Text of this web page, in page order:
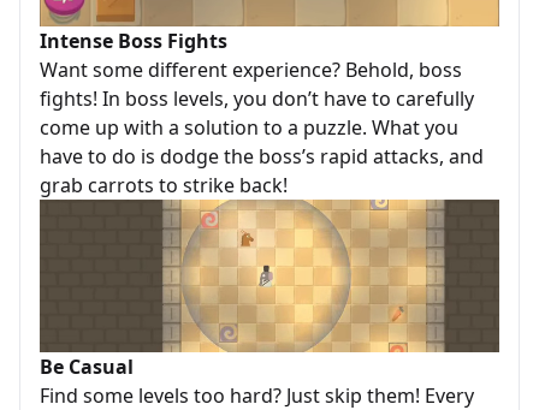
Intense Boss Fights
Want some different experience? Behold, boss
fights! In boss levels, you don’t have to carefully
come up with a solution to a puzzle. What you
have to do is dodge the boss’s rapid attacks, and
grab carrots to strike back!
Be Casual
Find some levels too hard? Just skip them! Every